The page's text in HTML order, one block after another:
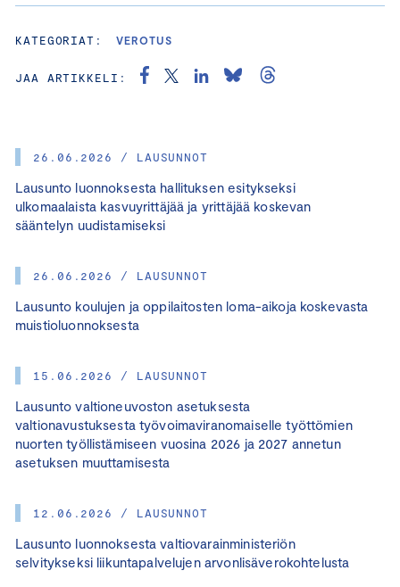
26.06.2026 / LAUSUNNOT
Lausunto luonnoksesta hallituksen esitykseksi
ulkomaalaista kasvuyrittäjää ja yrittäjää koskevan
sääntelyn uudistamiseksi
26.06.2026 / LAUSUNNOT
Lausunto koulujen ja oppilaitosten loma-aikoja koskevasta
muistioluonnoksesta
15.06.2026 / LAUSUNNOT
Lausunto valtioneuvoston asetuksesta
valtionavustuksesta työvoimaviranomaiselle työttömien
nuorten työllistämiseen vuosina 2026 ja 2027 annetun
asetuksen muuttamisesta
12.06.2026 / LAUSUNNOT
Lausunto luonnoksesta valtiovarainministeriön
selvitykseksi liikuntapalvelujen arvonlisäverokohtelusta
KATEGORIAT: VEROTUS
JAA ARTIKKELI: